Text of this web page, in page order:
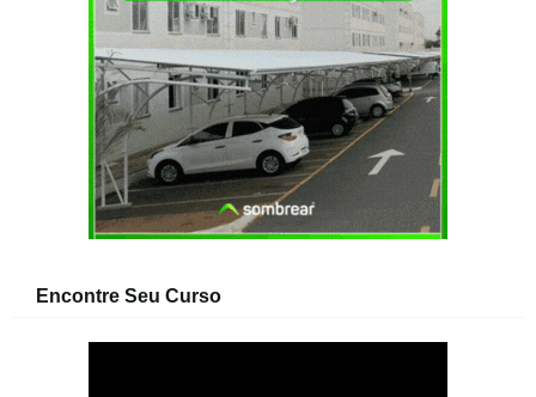
Encontre Seu Curso